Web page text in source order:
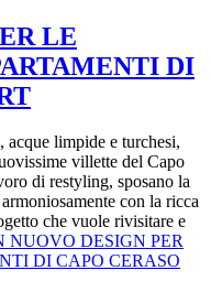
LE
DI
acque limpide e turchesi,
villette del Capo
di restyling, sposano la
con la ricca
che vuole rivisitare e
NUOVO DESIGN PER
DI CAPO CERASO